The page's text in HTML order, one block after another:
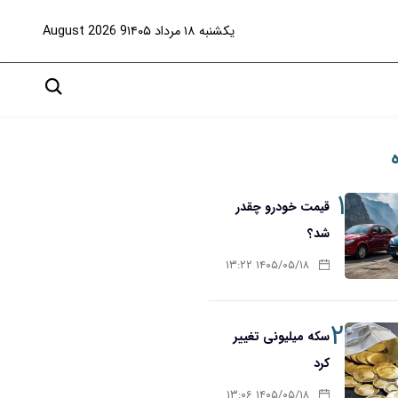
یکشنبه ۱۸ مرداد ۱۴۰۵ 9 August 2026
۱ قیمت خودرو چقدر
شد؟
۱۴۰۵/۰۵/۱۸ ۱۳:۲۲
۲سکه میلیونی تغییر
کرد